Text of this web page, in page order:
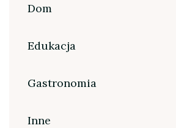
Dom
Edukacja
Gastronomia
Inne